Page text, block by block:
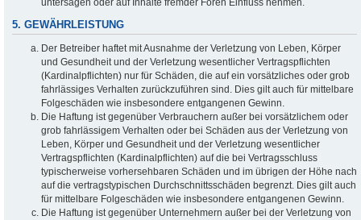
untersagen oder auf Inhalte fremder Foren Einfluss nehmen.
5. GEWÄHRLEISTUNG
Der Betreiber haftet mit Ausnahme der Verletzung von Leben, Körper
und Gesundheit und der Verletzung wesentlicher Vertragspflichten
(Kardinalpflichten) nur für Schäden, die auf ein vorsätzliches oder grob
fahrlässiges Verhalten zurückzuführen sind. Dies gilt auch für mittelbare
Folgeschäden wie insbesondere entgangenen Gewinn.
Die Haftung ist gegenüber Verbrauchern außer bei vorsätzlichem oder
grob fahrlässigem Verhalten oder bei Schäden aus der Verletzung von
Leben, Körper und Gesundheit und der Verletzung wesentlicher
Vertragspflichten (Kardinalpflichten) auf die bei Vertragsschluss
typischerweise vorhersehbaren Schäden und im übrigen der Höhe nach
auf die vertragstypischen Durchschnittsschäden begrenzt. Dies gilt auch
für mittelbare Folgeschäden wie insbesondere entgangenen Gewinn.
Die Haftung ist gegenüber Unternehmern außer bei der Verletzung von